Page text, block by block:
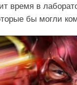
время в
бы могли